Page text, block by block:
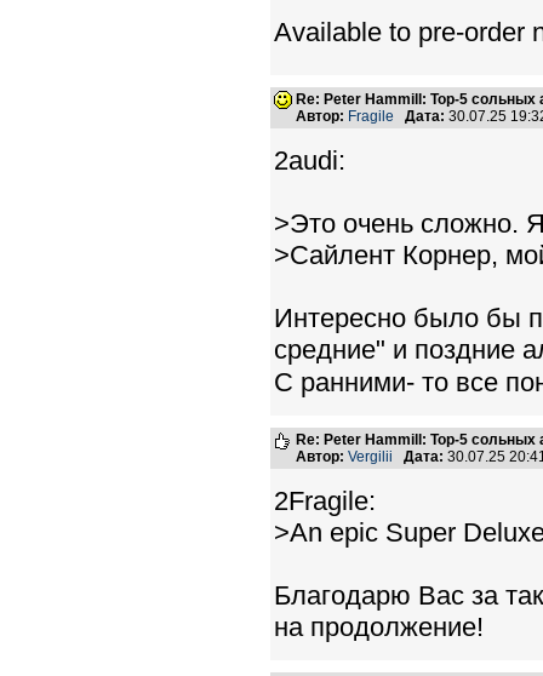
Available to pre-order
Re: Peter Hammill: Top-5 сольных
Автор: Fragile Дата: 30.07.25
2audi:
>Это очень сложно.
>Сайлент Корнер,
Интересно было бы
средние" и поздние
С ранними- то все
Re: Peter Hammill: Top-5 сольных
Автор: Vergilii Дата: 30.07.25
2Fragile:
>An epic Super
Благодарю Вас за
на продолжение!